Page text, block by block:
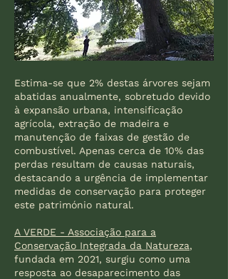
​Estima-se que 2% destas árvores sejam
abatidas anualmente, sobretudo devido
à expansão urbana, intensificação
agrícola, extração de madeira e
manutenção de faixas de gestão de
combustível. Apenas cerca de 10% das
perdas resultam de causas naturais,
destacando a urgência de implementar
medidas de conservação para proteger
este património natural.
A VERDE - Associação para a
Conservação Integrada da Natureza,
fundada em 2021, surgiu como uma
resposta ao desaparecimento das